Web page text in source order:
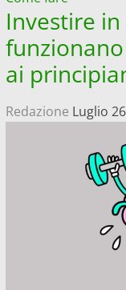
Investire in
ai
Redazione Luglio